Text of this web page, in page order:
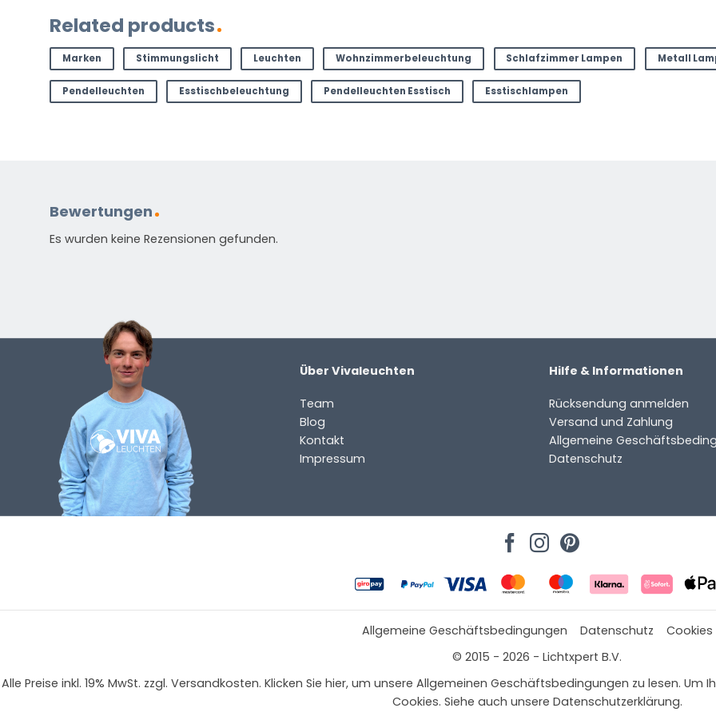
zu
dem
Produkt?
(erforderlich)
HAST DU EINE FRAGE?
Kontaktieren Sie uns. Sie erreichen uns per E-Mail unter
info@vivaleuchten.de
Related products
Marken Stimmungslicht Leuchten Wohnzimmerbeleuchtung Schlafzimmer Lampen Metall
Pendelleuchten Esstischbeleuchtung Pendelleuchten Esstisch Esstischlampen
Bewertungen
Es wurden keine Rezensionen gefunden.
Über Vivaleuchten
Team
Blog
Kontakt
Impressum
Hilfe & Informationen
Rücksendung anmelden
Versand und Zahlung
Allgemeine
Datenschutz
Allgemeine Geschäftsbedingungen Datenschutz
Cookies
© 2015 - 2026 - Lichtxpert B.V.
Alle Preise inkl. 19% MwSt. zzgl. Versandkosten. Klicken Sie hier, um unsere Allgemeinen Geschäftsbedingungen zu lesen.
Cookies. Siehe auch unsere Datenschutzerklärung.